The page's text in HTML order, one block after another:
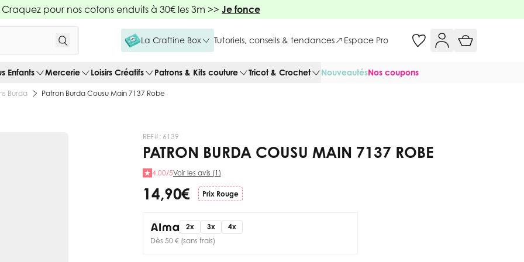
Craquez pour nos cotons enduits à 30€ les 3m >> Je fonce
La Craftine Box Tutoriels, conseils & tendances Espace Pro
Enfants Mercerie Loisirs Créatifs Patrons & Kits couture Tricot & Crochet NouveautésNos coupons
Burda Patron Burda Cousu Main 7137 Robe
REF#: 6139
PATRON BURDA COUSU MAIN 7137 ROBE
4.00/5Voir les avis (1)
14,90 € Prix Rouge
2x 3x
4x
Dès 50 € (sans frais)